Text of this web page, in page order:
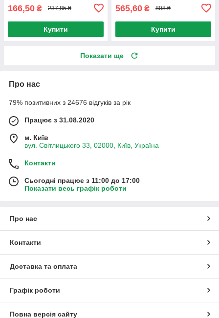
166,50 ₴ 237,85 ₴
Купити
565,60 ₴ 808 ₴
Купити
Показати ще
Про нас
79% позитивних з 24676 відгуків за рік
Працює з 31.08.2020
м. Київ
вул. Світлицького 33, 02000, Київ, Україна
Контакти
Сьогодні працює з 11:00 до 17:00
Показати весь графік роботи
Про нас
Контакти
Доставка та оплата
Графік роботи
Повна версія сайту